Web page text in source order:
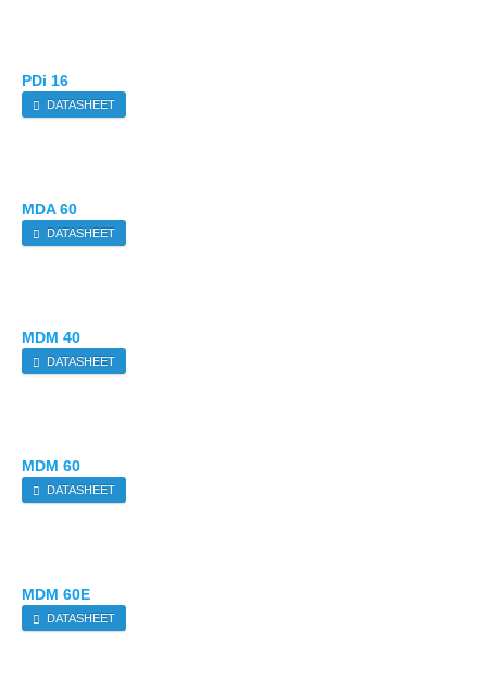
PDi 16
DATASHEET
MDA 60
DATASHEET
MDM 40
DATASHEET
MDM 60
DATASHEET
MDM 60E
DATASHEET